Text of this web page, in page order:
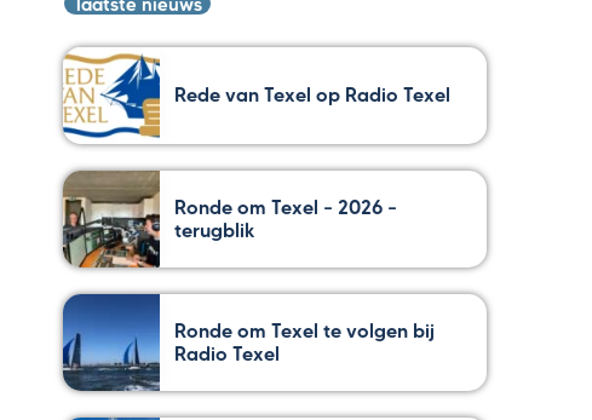
Rede van Texel op Radio Texel
Ronde om Texel – 2026 –
terugblik
Ronde om Texel te volgen bij
Radio Texel